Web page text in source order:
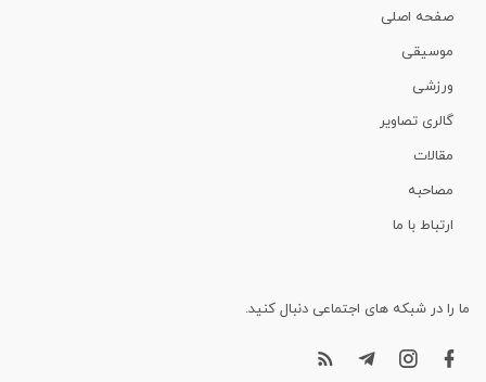
صفحه اصلی
موسیقی
ورزشی
گالری تصاویر
مقالات
مصاحبه
ارتباط با ما
ما را در شبکه های اجتماعی دنبال کنید.